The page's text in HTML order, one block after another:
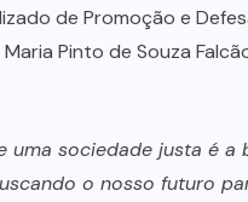
de Promoção e
Pinto de Souza
uma sociedade justa é a
o nosso futuro